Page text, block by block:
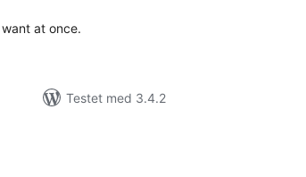
at once.
Testet med 3.4.2